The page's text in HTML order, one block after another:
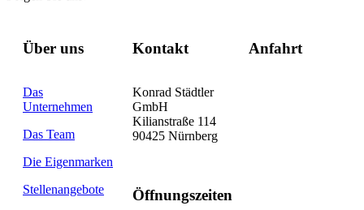
Über uns
Das
Unternehmen
Das Team
Die Eigenmarken
Stellenangebote
Kontakt
Konrad Städtler
GmbH
Kilianstraße 114
90425 Nürnberg
Öffnungszeiten
Anfahrt